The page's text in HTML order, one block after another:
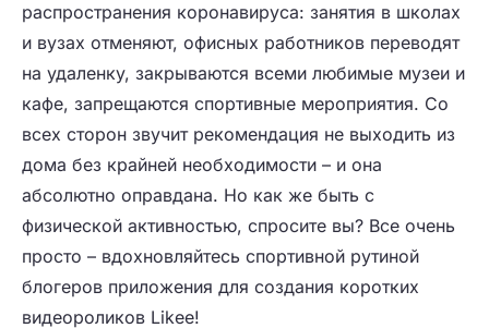
распространения коронавируса: занятия в школах
и вузах отменяют, офисных работников переводят
на удаленку, закрываются всеми любимые музеи и
кафе, запрещаются спортивные мероприятия. Со
всех сторон звучит рекомендация не выходить из
дома без крайней необходимости – и она
абсолютно оправдана. Но как же быть с
физической активностью, спросите вы? Все очень
просто – вдохновляйтесь спортивной рутиной
блогеров приложения для создания коротких
видеороликов Likee!